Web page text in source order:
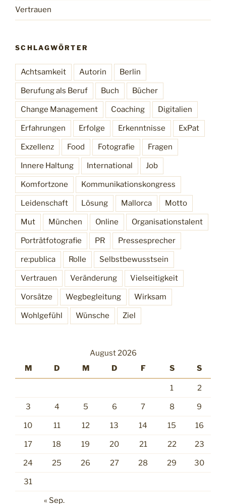
Vertrauen
SCHLAGWÖRTER
Achtsamkeit Autorin Berlin
Berufung als Beruf Buch Bücher
Change Management Coaching Digitalien
Erfahrungen Erfolge Erkenntnisse ExPat
Exzellenz Food Fotografie Fragen
Innere Haltung International Job
Komfortzone Kommunikationskongress
Leidenschaft Lösung Mallorca Motto
Mut München Online Organisationstalent
Porträtfotografie PR Pressesprecher
re:publica Rolle Selbstbewusstsein
Vertrauen Veränderung Vielseitigkeit
Vorsätze Wegbegleitung Wirksam
Wohlgefühl Wünsche Ziel
August 2026
M
D M D F S S
1 2
3 4 5 6 7 8 9
10 11 12 13 14 15 16
17 18 19 20 21 22 23
24 25 26 27 28 29 30
31
« Sep.